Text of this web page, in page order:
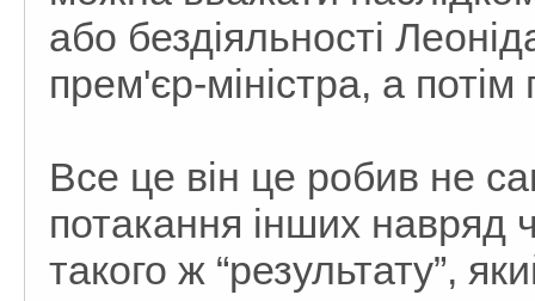
або бездіяльності
прем'єр-міністра, а
Все це він це робив не
потакання інших навряд
такого ж “результату”,